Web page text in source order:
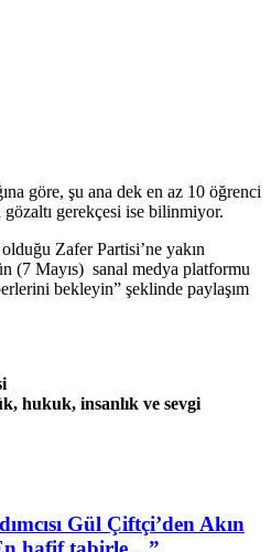
göre, şu ana dek en az 10 öğrenci
gerekçesi ise bilinmiyor.
Zafer Partisi’ne yakın
(7 Mayıs) sanal medya platformu
bekleyin” şeklinde paylaşım
hukuk, insanlık ve sevgi
Gül Çiftçi’den Akın